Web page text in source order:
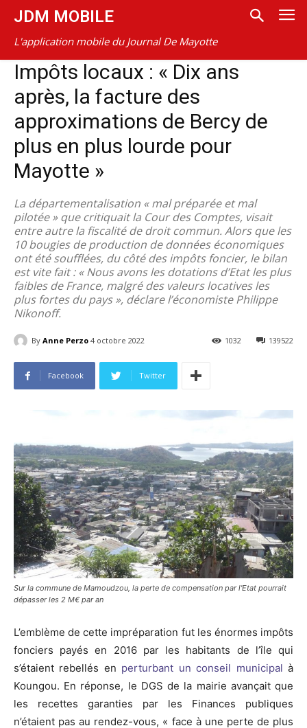
JDM MOBILE
L'application mobile du Journal De Mayotte
Impôts locaux : « Dix ans
après, la facture des
approximations de Bercy de
plus en plus lourde pour
Mayotte »
La départementalisation « mal préparée et mal
pilotée » que critiquait la Cour des Comptes, visait
entre autre la fiscalité de droit commun. Alors que les
10 bougies de production de données économiques
ont été soufflées, du côté des impôts foncier, le bilan
est vite fait : « Nous avons les dotations d’Etat les plus
faibles de France, malgré des valeurs locatives les
plus fortes du pays », déclare l’économiste Philippe
Nikonoff.
By Anne Perzo 4 octobre 2022 139522
1032
Facebook Twitter
Sur la commune de Mamoudzou, la perte de compensation par l'Etat pourrait
dépasser les 2 M€ par an
L’emblème de cette impréparation fut les énormes impôts
fonciers payés en 2016 par les habitants de l’île qui
s’étaient rebellés en perturbant un conseil municipal à
Koungou. En réponse, le DGS de la mairie avançait que
les recettes garanties par les Finances publiques
n’étaient pas au rendez-vous, « face à une perte de plus